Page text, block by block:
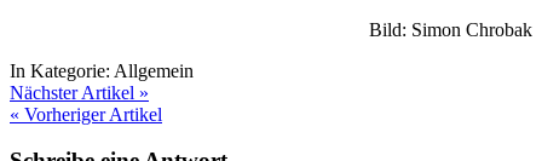
Bild: Simon Chrobak
In Kategorie: Allgemein
Nächster Artikel »
« Vorheriger Artikel